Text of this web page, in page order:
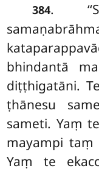
384.
bhindantā
diṭṭhigatāni.
ṭhānesu
sameti. Yaṃ
mayampi taṃ
Yaṃ te